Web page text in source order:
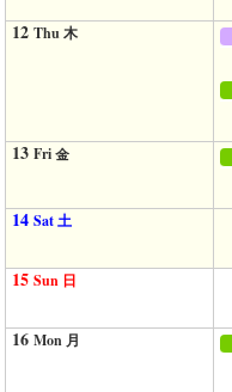
12 Thu 木
13 Fri 金
14 Sat 土
15 Sun 日
16 Mon 月